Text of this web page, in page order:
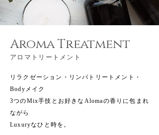
Aroma Treatment
アロマトリートメント
リラクゼーション・リンパトリートメント・
Bodyメイク
3つのMix手技とお好きなAlomaの香りに包まれ
ながら
Luxuryなひと時を。